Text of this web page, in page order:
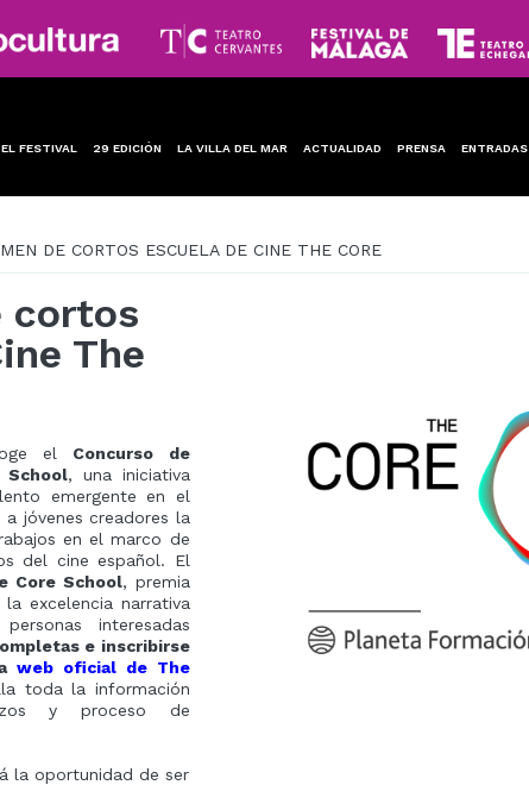
EL FESTIVAL 29 EDICIÓN LA VILLA DEL MAR ACTUALIDAD PRENSA ENTRADAS
DE CORTOS ESCUELA DE CINE THE CORE
cortos
The
el Concurso de
School, una iniciativa
emergente en el
jóvenes creadores la
en el marco de
del cine español. El
Core School, premia
excelencia narrativa
interesadas
e inscribirse
web oficial de The
toda la información
y proceso de
la oportunidad de ser